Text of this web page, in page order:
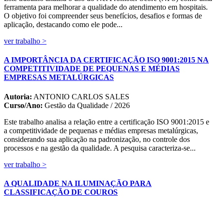
ferramenta para melhorar a qualidade do atendimento em hospitais.
O objetivo foi compreender seus benefícios, desafios e formas de
aplicação, destacando como ele pode...
ver trabalho >
A IMPORTÂNCIA DA CERTIFICAÇÃO ISO 9001:2015 NA
COMPETITIVIDADE DE PEQUENAS E MÉDIAS
EMPRESAS METALÚRGICAS
Autoria: ANTONIO CARLOS SALES
Curso/Ano: Gestão da Qualidade / 2026
Este trabalho analisa a relação entre a certificação ISO 9001:2015 e
a competitividade de pequenas e médias empresas metalúrgicas,
considerando sua aplicação na padronização, no controle dos
processos e na gestão da qualidade. A pesquisa caracteriza-se...
ver trabalho >
A QUALIDADE NA ILUMINAÇÃO PARA
CLASSIFICAÇÃO DE COUROS